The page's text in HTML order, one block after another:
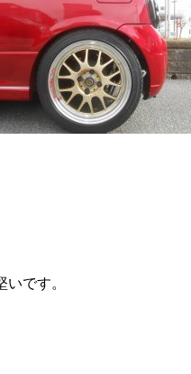
です。